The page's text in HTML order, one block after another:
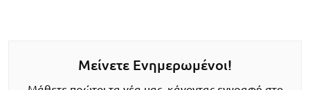
Μείνετε Ενημερωμένοι!